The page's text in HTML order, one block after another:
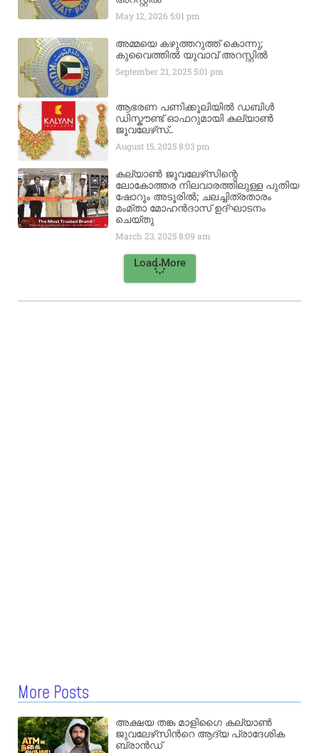
May 12, 20265:01 pm
അമ്മയെ കഴുത്തറുത്ത് കൊന്നു;
കുവൈത്തിൽ യുവാവ് അറസ്റ്റിൽ
September 21, 20255:01 pm
ആഭരണ പണിക്കൂലിയിൽ ഡബിൾ
ഡിസ്കൗണ്ട് ഓഫറുമായി കല്യാൺ
ജൂവലേഴ്‌സ്..
August 15, 20258:03 pm
കല്യാൺ ജൂവലേഴ്‌സിന്റെ
ലോകോത്തര നിലവാരത്തിലുള്ള പുതിയ
ഷോറൂം അടൂരിൽ; ചലച്ചിത്രതാരം
മംമ്താ മോഹൻദാസ് ഉദ്ഘാടനം
ചെയ്‌തു
March 23, 20258:09 am
Load More
More Posts
അക്ഷയ തങ്ക മാളിഗൈ കല്യാണ്‍
ജുവലേഴ്‌സിന്‍റെ ആദ്യ പ്രാദേശിക
ബ്രാന്‍ഡ്